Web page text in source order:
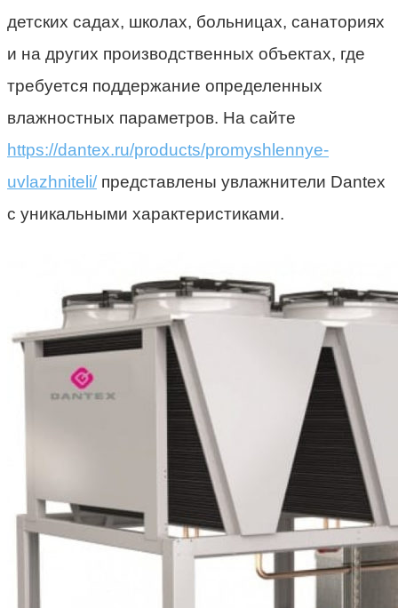
детских садах, школах, больницах, санаториях
и на других производственных объектах, где
требуется поддержание определенных
влажностных параметров. На сайте
https://dantex.ru/products/promyshlennye-
uvlazhniteli/ представлены увлажнители Dantex
с уникальными характеристиками.